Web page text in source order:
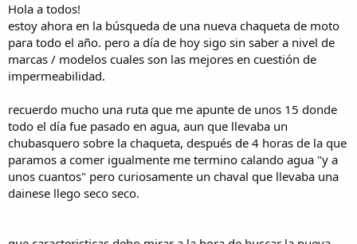
Hola a todos!
estoy ahora en la búsqueda de una nueva chaqueta de moto
para todo el año. pero a día de hoy sigo sin saber a nivel de
marcas / modelos cuales son las mejores en cuestión de
impermeabilidad.
recuerdo mucho una ruta que me apunte de unos 15 donde
todo el día fue pasado en agua, aun que llevaba un
chubasquero sobre la chaqueta, después de 4 horas de la que
paramos a comer igualmente me termino calando agua "y a
unos cuantos" pero curiosamente un chaval que llevaba una
dainese llego seco seco.